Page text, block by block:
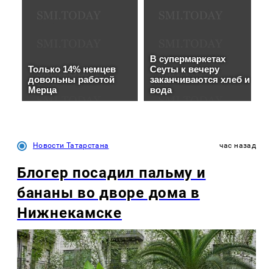
Новости Татарстана час назад
Блогер посадил пальму и
бананы во дворе дома в
Нижнекамске